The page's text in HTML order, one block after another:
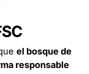
el bosque de
responsable